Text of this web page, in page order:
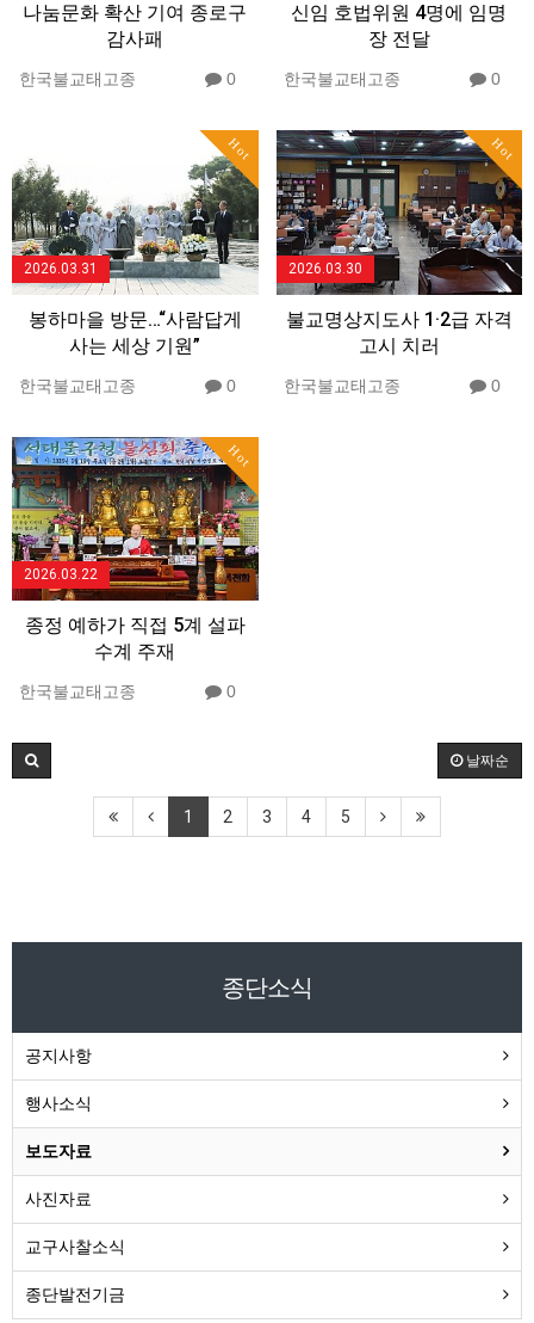
나눔문화 확산 기여 종로구
감사패
한국불교태고종 0
신임 호법위원 4명에 임명
장 전달
한국불교태고종 0
Hot
2026.03.31
봉하마을 방문…“사람답게
사는 세상 기원”
한국불교태고종 0
Hot
2026.03.30
불교명상지도사 1·2급 자격
고시 치러
한국불교태고종 0
Hot
2026.03.22
종정 예하가 직접 5계 설파
수계 주재
한국불교태고종 0
날짜순
1 2 3 4 5
종단소식
공지사항
행사소식
보도자료
사진자료
교구사찰소식
종단발전기금